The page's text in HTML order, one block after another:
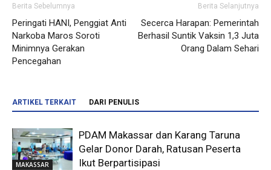
Berita Sebelumnya
Peringati HANI, Penggiat Anti
Narkoba Maros Soroti
Minimnya Gerakan
Pencegahan
Berita Selanjutnya
Secerca Harapan: Pemerintah
Berhasil Suntik Vaksin 1,3 Juta
Orang Dalam Sehari
ARTIKEL TERKAIT DARI PENULIS
MAKASSAR
PDAM Makassar dan Karang Taruna
Gelar Donor Darah, Ratusan Peserta
Ikut Berpartisipasi